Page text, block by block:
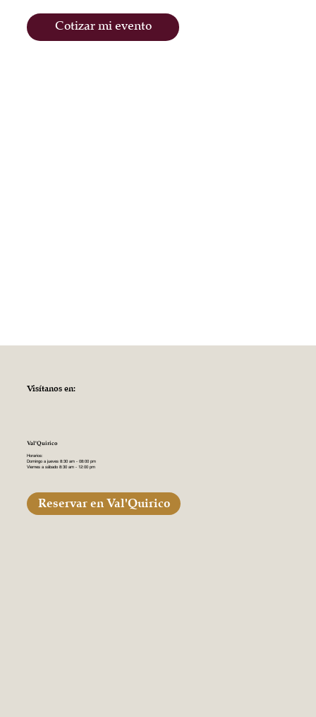
Cotizar mi evento
Visítanos en:
Val'Quirico
Horarios:
Domingo a jueves 8:30 am - 08:00 pm
Viernes a sábado 8:30 am - 12:00 pm
Reservar en Val'Quirico